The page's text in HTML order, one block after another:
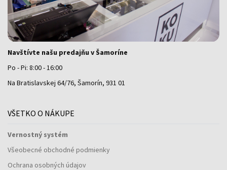
Navštívte našu predajňu v Šamoríne
Po - Pi: 8:00 - 16:00
Na Bratislavskej 64/76, Šamorín, 931 01
VŠETKO O NÁKUPE
Vernostný systém
Všeobecné obchodné podmienky
Ochrana osobných údajov